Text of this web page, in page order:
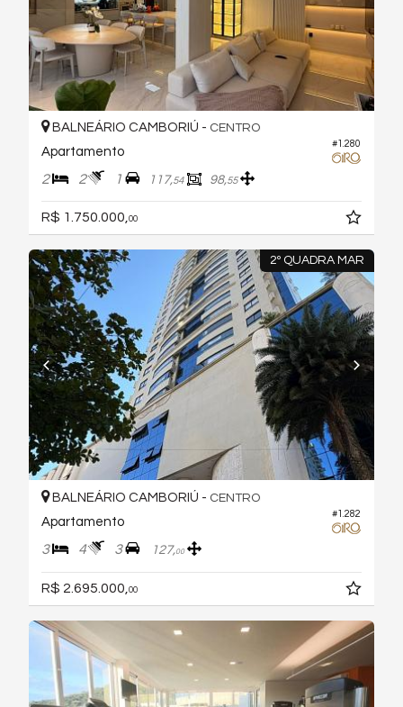
#1.280
BALNEÁRIO CAMBORIÚ - CENTRO
Apartamento
2 2 1 117,54 98,55
R$ 1.750.000, 00
2º QUADRA MAR
#1.282
BALNEÁRIO CAMBORIÚ - CENTRO
Apartamento
3 4 3 127,00
R$ 2.695.000, 00